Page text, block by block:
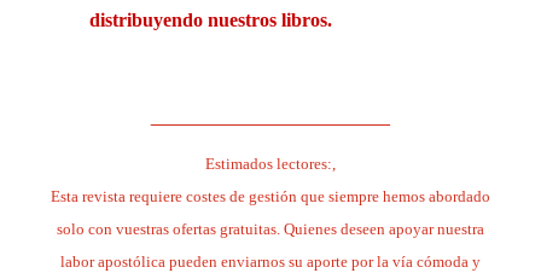
distribuyendo nuestros libros.
Estimados lectores:,
Esta revista requiere costes de gestión que siempre hemos abordado
solo con vuestras ofertas gratuitas. Quienes deseen apoyar nuestra
labor apostólica pueden enviarnos su aporte por la vía cómoda y